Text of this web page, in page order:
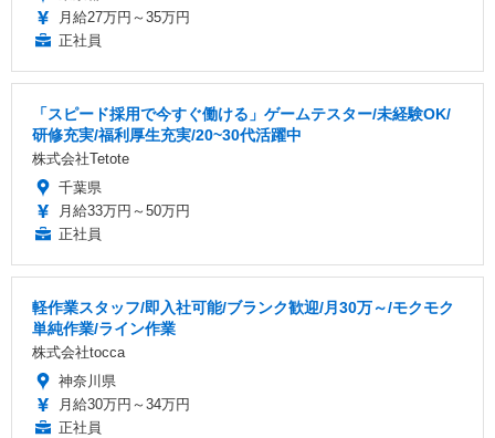
月給27万円～35万円
正社員
「スピード採用で今すぐ働ける」ゲームテスター/未経験OK/
研修充実/福利厚生充実/20~30代活躍中
株式会社Tetote
千葉県
月給33万円～50万円
正社員
軽作業スタッフ/即入社可能/ブランク歓迎/月30万～/モクモク
単純作業/ライン作業
株式会社tocca
神奈川県
月給30万円～34万円
正社員